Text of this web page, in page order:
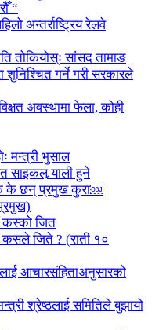
“
अन्तर्राष्ट्रिय रेलवे
तोकियोस्ः सांसद तामाङ
शुनिश्चित गर्ने गरी सरकारले
अवस्थामा फेला, कोही
मन्त्री भुसाल
साइकल र्‍याली हुने
के के छन् प्रमुख कुरा￼
कस्को जित
कसले जिते ? (राती १०
आचारसंहिताअनुसारको
श्रेष्ठलाई समितिले बुझायो